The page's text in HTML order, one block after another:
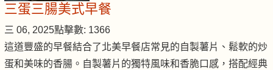
三蛋三腸美式早餐
三 06, 2025點擊數: 1366
這道豐盛的早餐結合了北美早餐店常見的自製薯片、鬆軟的炒
蛋和美味的香腸。自製薯片的獨特風味和香脆口感，搭配經典